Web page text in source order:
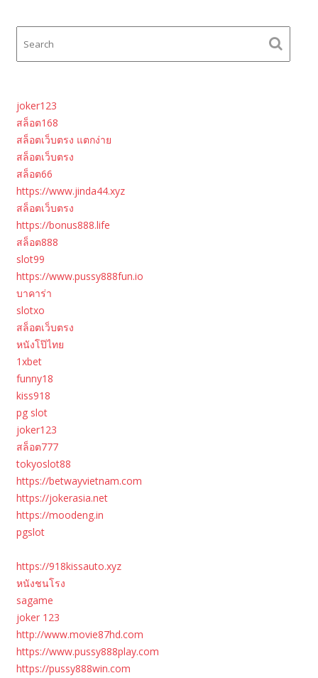
joker123
สล็อต168
สล็อตเว็บตรง แตกง่าย
สล็อตเว็บตรง
สล็อต66
https://www.jinda44.xyz
สล็อตเว็บตรง
https://bonus888.life
สล็อต888
slot99
https://www.pussy888fun.io
บาคาร่า
slotxo
สล็อตเว็บตรง
หนังโป๊ไทย
1xbet
funny18
kiss918
pg slot
joker123
สล็อต777
tokyoslot88
https://betwayvietnam.com
https://jokerasia.net
https://moodeng.in
pgslot
https://918kissauto.xyz
หนังชนโรง
sagame
joker 123
http://www.movie87hd.com
https://www.pussy888play.com
https://pussy888win.com